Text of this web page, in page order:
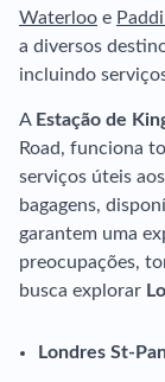
Waterloo e
a diversos
incluindo
A Estação de
Road, funciona
serviços úteis
bagagens,
garantem uma
preocupações,
busca explorar
Londres St-